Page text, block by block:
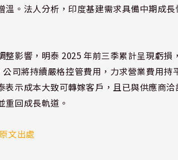
溫。法人分析，印度基建需求具備中期成
影響，明泰 2025 年前三季累計呈現虧損
司將持續嚴格控管費用，力求營業費用持
表示成本大致可轉嫁客戶，且已與供應商
重回成長軌道。
文出處